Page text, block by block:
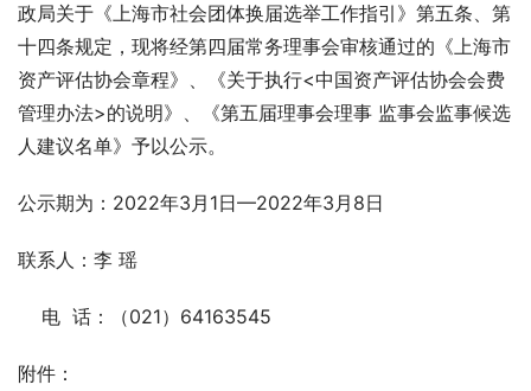
政局关于《上海市社会团体换届选举工作指引》第五条、第
十四条规定，现将经第四届常务理事会审核通过的《上海市
资产评估协会章程》、《关于执行<中国资产评估协会会费
管理办法>的说明》、《第五届理事会理事 监事会监事候选
人建议名单》予以公示。
公示期为：2022年3月1日—2022年3月8日
联系人：李 瑶
电  话：（021）64163545
附件：